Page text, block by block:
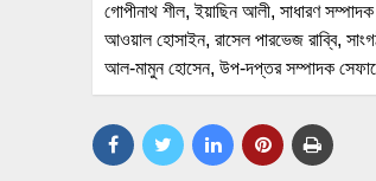
গোপীনাথ শীল, ইয়াছিন আলী, সাধারণ
আওয়াল হোসাইন, রাসেল পারভেজ রাব্বি,
আল-মামুন হোসেন, উপ-দপ্তর সম্পাদক